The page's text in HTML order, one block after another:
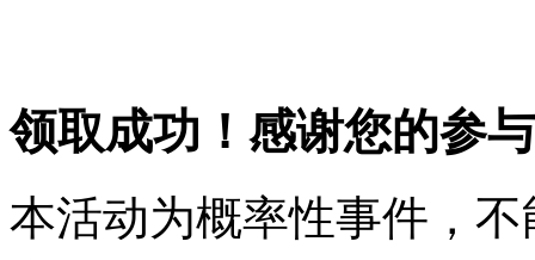
领取成功！感谢您的参
本活动为概率性事件，